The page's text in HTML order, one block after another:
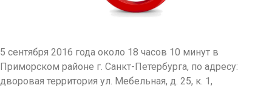
5 сентября 2016 года около 18 часов 10 минут в
Приморском районе г. Санкт-Петербурга, по адресу:
дворовая территория ул. Мебельная, д. 25, к. 1,